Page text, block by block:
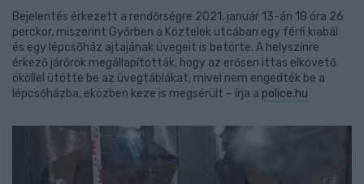
Bejelentés érkezett a rendőrségre 2021. január 13-án 18 óra 26
perckor, miszerint Győrben a Köztelek utcában egy férfi kiabál
és egy lépcsőház ajtajának üvegeit is betörte. A helyszínre
érkező járőrök megállapították, hogy az erősen ittas elkövető
ököllel ütötte be az üvegtáblákat, mivel nem engedték be a
lépcsőházba, eközben keze is megsérült – írja a police.hu